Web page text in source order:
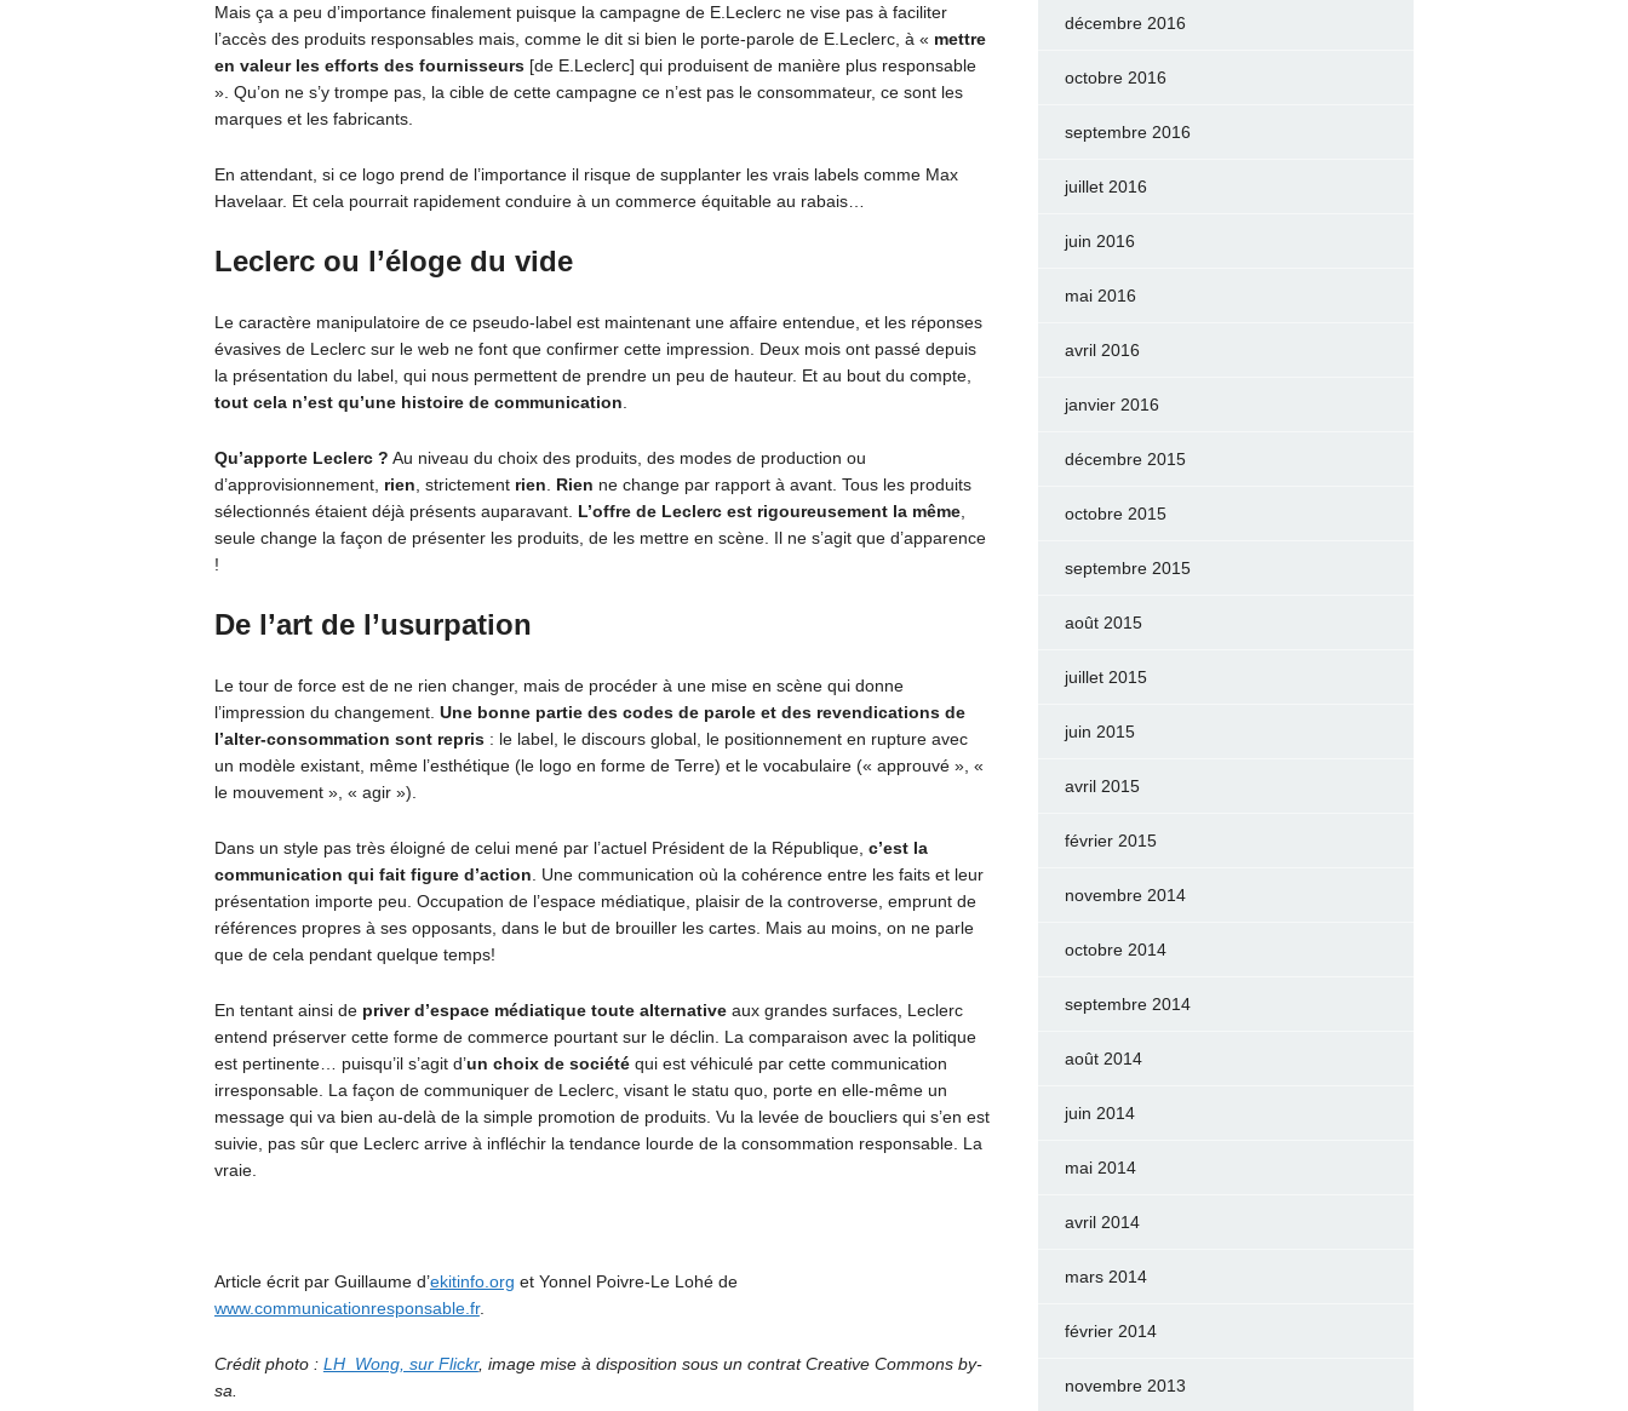
Mais ça a peu d’importance finalement puisque la campagne de E.Leclerc ne vise pas à faciliter
l’accès des produits responsables mais, comme le dit si bien le porte-parole de E.Leclerc, à « mettre
en valeur les efforts des fournisseurs[de E.Leclerc] qui produisent de manière plus responsable
». Qu’on ne s’y trompe pas, la cible de cette campagne ce n’est pas le consommateur, ce sont les
marques et les fabricants.
En attendant, si ce logo prend de l’importance il risque de supplanter les vrais labels comme Max
Havelaar. Et cela pourrait rapidement conduire à un commerce équitable au rabais…
Leclerc ou l’éloge du vide
Le caractère manipulatoire de ce pseudo-label est maintenant une affaire entendue, et les réponses
évasives de Leclerc sur le web ne font que confirmer cette impression. Deux mois ont passé depuis
la présentation du label, qui nous permettent de prendre un peu de hauteur. Et au bout du compte,
tout cela n’est qu’une histoire de communication
Qu’apporte Leclerc ? Au niveau du choix des produits, des modes de production ou
d’approvisionnement, rien , strictement rien Rien ne change par rapport à avant. Tous les produits
sélectionnés étaient déjà présents auparavant. L’offre de Leclerc est rigoureusement la même,
seule change la façon de présenter les produits, de les mettre en scène. Il ne s’agit que d’apparence
!
De l’art de l’usurpation
Le tour de force est de ne rien changer, mais de procéder à une mise en scène qui donne
l’impression du changement. Une bonne partie des codes de parole et des revendications de
l’alter-consommation sont repris: le label, le discours global, le positionnement en rupture avec
un modèle existant, même l’esthétique (le logo en forme de Terre) et le vocabulaire (« approuvé », «
le mouvement », « agir »).
Dans un style pas très éloigné de celui mené par l’actuel Président de la République, c’est la
communication qui fait figure d’action . Une communication où la cohérence entre les faits et leur
présentation importe peu. Occupation de l’espace médiatique, plaisir de la controverse, emprunt de
références propres à ses opposants, dans le but de brouiller les cartes. Mais au moins, on ne parle
que de cela pendant quelque temps!
En tentant ainsi de priver d’espace médiatique toute alternativeaux grandes surfaces, Leclerc
entend préserver cette forme de commerce pourtant sur le déclin. La comparaison avec la politique
est pertinente… puisqu’il s’agit d’un choix de sociétéqui est véhiculé par cette communication
irresponsable. La façon de communiquer de Leclerc, visant le statu quo, porte en elle-même un
message qui va bien au-delà de la simple promotion de produits. Vu la levée de boucliers qui s’en est
suivie, pas sûr que Leclerc arrive à infléchir la tendance lourde de la consommation responsable. La
vraie.
Article écrit par Guillaume d’ekitinfo.org et Yonnel Poivre-Le Lohé de
www.communicationresponsable.fr.
Crédit photo : LH_Wong, sur Flickr, image mise à disposition sous un contrat Creative Commons by-
sa.
décembre 2016
octobre 2016
septembre 2016
juillet 2016
juin 2016
mai 2016
avril 2016
janvier 2016
décembre 2015
octobre 2015
septembre 2015
août 2015
juillet 2015
juin 2015
avril 2015
février 2015
novembre 2014
octobre 2014
septembre 2014
août 2014
juin 2014
mai 2014
avril 2014
mars 2014
février 2014
novembre 2013